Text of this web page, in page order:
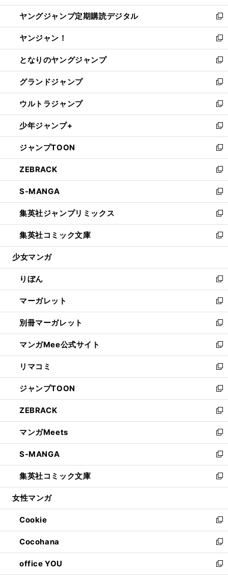
開
く
ウ
で
開
く
ン
ド
ウ
で
開
く
し
い
ウ
ィ
ン
ド
ウ
で
開
く
ヤングジャンプ定期購読デジタル
新
し
い
ウ
ィ
ン
ド
ウ
で
開
く
ヤンジャン！
新
し
い
ウ
ィ
ン
ド
ウ
で
開
く
となりのヤングジャンプ
新
し
い
ウ
ィ
ン
ド
ウ
で
開
く
グランドジャンプ
新
し
い
ウ
ィ
ン
ド
ウ
で
開
く
ウルトラジャンプ
新
し
い
ウ
ィ
ン
ド
ウ
で
開
く
少年ジャンプ+
新
し
い
ウ
ィ
ン
ド
ウ
で
開
く
ジャンプTOON
新
し
い
ウ
ィ
ン
ド
ウ
で
開
ZEBRACK
新
し
い
ウ
ィ
ン
ド
ウ
開
く
S-MANGA
新
し
い
ウ
ィ
ン
ウ
で
開
く
集英社ジャンプリミックス
新
し
い
ウ
ン
ド
ウ
で
開
く
集英社コミック文庫
新
し
ウ
ィ
ン
ド
ウ
で
開
く
少女マンガ
りぼん
新
し
い
ウ
ィ
ン
ド
ウ
で
開
く
マーガレット
新
し
い
ウ
ィ
ン
ド
ウ
で
開
く
別冊マーガレット
新
し
い
ウ
ィ
ン
ド
ウ
で
開
く
マンガMee公式サイト
新
し
い
ウ
ィ
ン
ド
ウ
で
開
く
リマコミ
新
し
い
ウ
ィ
ン
ド
ウ
で
開
く
ジャンプTOON
新
し
い
ウ
ィ
ン
ド
ウ
で
開
ZEBRACK
新
し
い
ウ
ィ
ン
ド
ウ
開
く
マンガMeets
新
し
い
ウ
ィ
ン
ウ
で
開
く
S-MANGA
新
し
い
ウ
ン
ド
ウ
で
開
く
集英社コミック文庫
新
し
ウ
ィ
ン
ド
ウ
で
女性マンガ
Cookie
新
し
い
ウ
ィ
Cocohana
新
し
い
office YOU
新